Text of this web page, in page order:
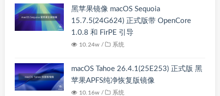
黑苹果镜像 macOS Sequoia
15.7.5(24G624) 正式版带 OpenCore
1.0.8 和 FirPE 引导
10.24w / 系统
macOS Tahoe 26.4.1(25E253) 正式版 黑
苹果APFS纯净恢复版镜像
10.16w / 系统